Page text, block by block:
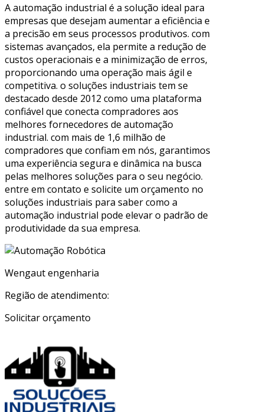
A automação industrial é a solução ideal para
empresas que desejam aumentar a eficiência e
a precisão em seus processos produtivos. com
sistemas avançados, ela permite a redução de
custos operacionais e a minimização de erros,
proporcionando uma operação mais ágil e
competitiva. o soluções industriais tem se
destacado desde 2012 como uma plataforma
confiável que conecta compradores aos
melhores fornecedores de automação
industrial. com mais de 1,6 milhão de
compradores que confiam em nós, garantimos
uma experiência segura e dinâmica na busca
pelas melhores soluções para o seu negócio.
entre em contato e solicite um orçamento no
soluções industriais para saber como a
automação industrial pode elevar o padrão de
produtividade da sua empresa.
Wengaut engenharia
Região de atendimento:
Solicitar orçamento